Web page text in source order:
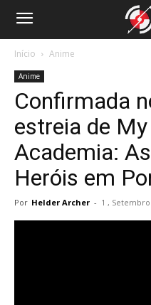
Início Anime
Anime
Confirmada
estreia de
Academia:
Heróis em
Por Helder Archer - 1 , Setembro